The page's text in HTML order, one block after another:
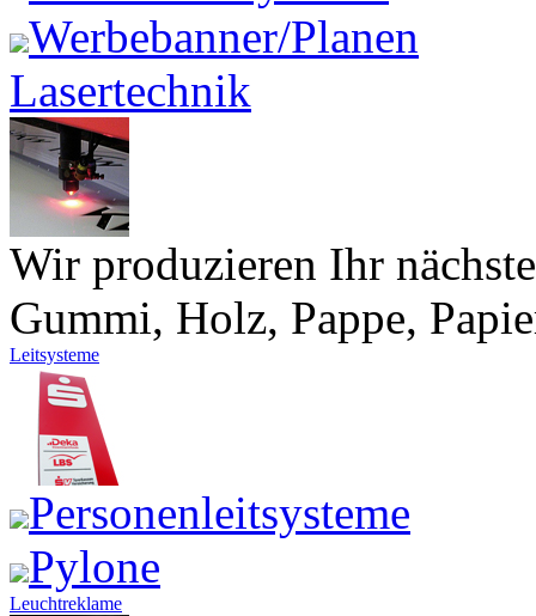
Werbebanner/Planen
Lasertechnik
Wir produzieren Ihr
Gummi, Holz, Pappe,
Leitsysteme
Personenleitsysteme
Pylone
Leuchtreklame